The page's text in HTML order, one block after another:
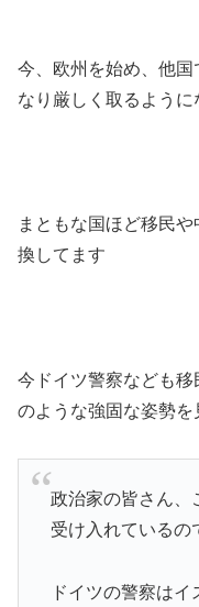
今、欧州を始め、他
なり厳しく取るよう
まともな国ほど移民
換してます
今ドイツ警察なども
のような強固な姿勢を
政治家の皆さん、
受け入れているの
ドイツの警察はイ